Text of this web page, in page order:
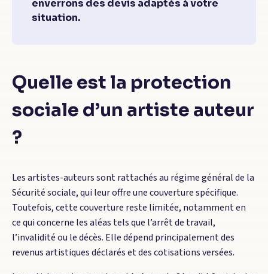
enverrons des devis adaptés à votre
situation.
Quelle est la protection
sociale d’un artiste auteur
?
Les artistes-auteurs sont rattachés au régime général de la
Sécurité sociale, qui leur offre une couverture spécifique.
Toutefois, cette couverture reste limitée, notamment en
ce qui concerne les aléas tels que l’arrêt de travail,
l’invalidité ou le décès. Elle dépend principalement des
revenus artistiques déclarés et des cotisations versées.